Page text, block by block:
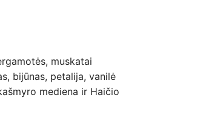
muskatai
bijūnas, petalija, vanilė
mediena ir Haičio